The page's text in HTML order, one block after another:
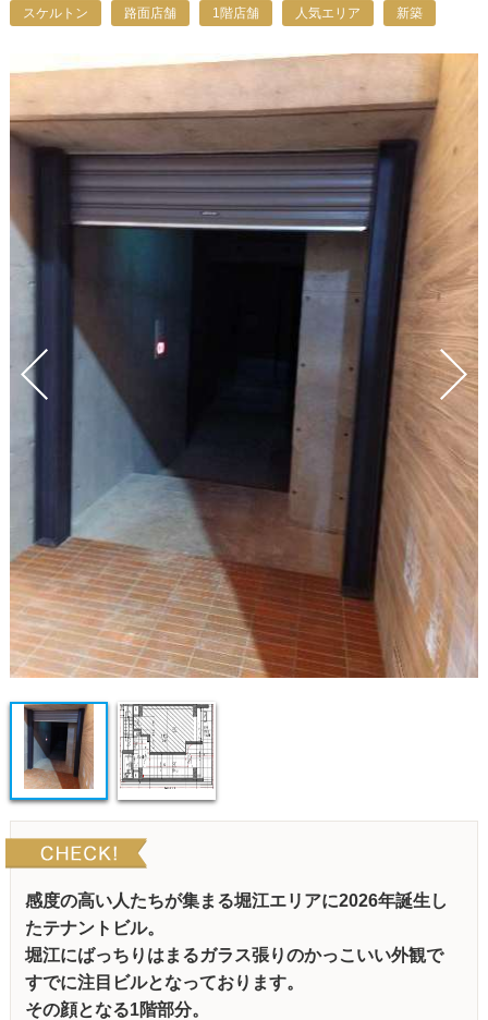
スケルトン 路面店舗 1階店舗 人気エリア 新築
感度の高い人たちが集まる堀江エリアに2026年誕生し
たテナントビル。
堀江にばっちりはまるガラス張りのかっこいい外観で
すでに注目ビルとなっております。
その顔となる1階部分。